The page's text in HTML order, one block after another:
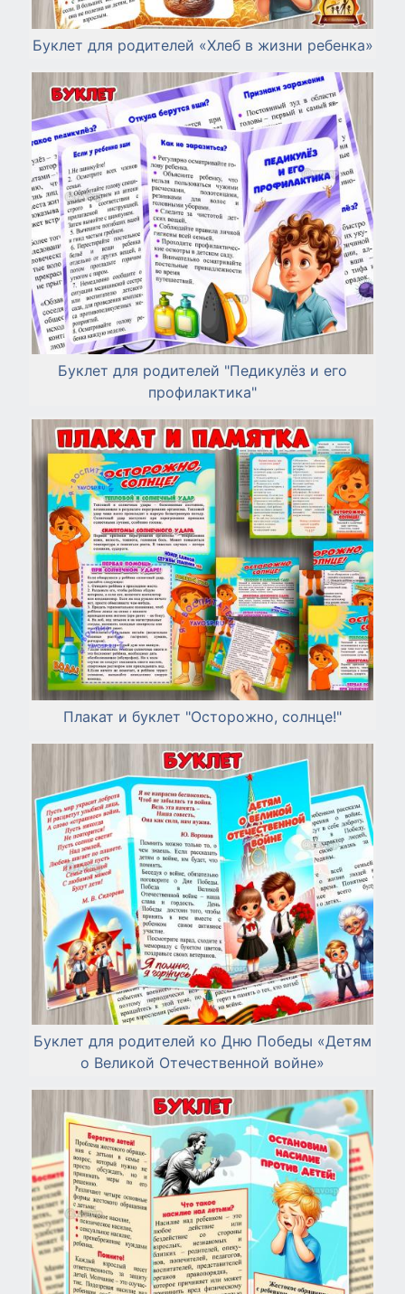
Буклет для родителей «Хлеб в жизни ребенка»
Буклет для родителей "Педикулёз и его
профилактика"
Плакат и буклет "Осторожно, солнце!"
Буклет для родителей ко Дню Победы «Детям
о Великой Отечественной войне»